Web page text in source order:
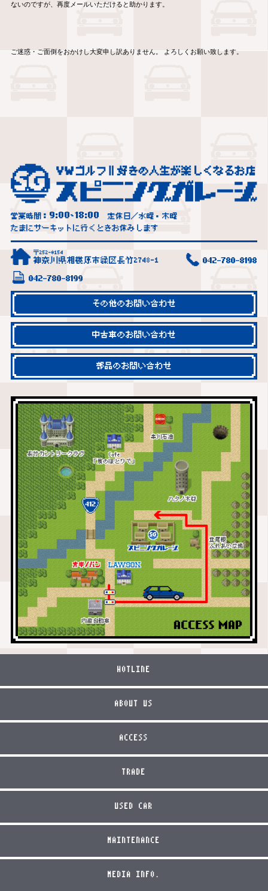
ないのですが、再度メールいただけると助かります。
ご迷惑・ご面倒をおかけし大変申し訳ありません。 よろしくお願い致します。
営業時間： 9:00~18:00
定休日／水曜・木曜
たまにサーキットに行くときお休みします
〒252-0154
神奈川県相模原市緑区長竹2748-1 042-780-8198
042-780-8199
その他のお問い合わせ
中古車のお問い合わせ
部品のお問い合わせ
HOTLINE
ABOUT US
ACCESS
TRADE
USED CAR
MAINTENANCE
MEDIA INFO.